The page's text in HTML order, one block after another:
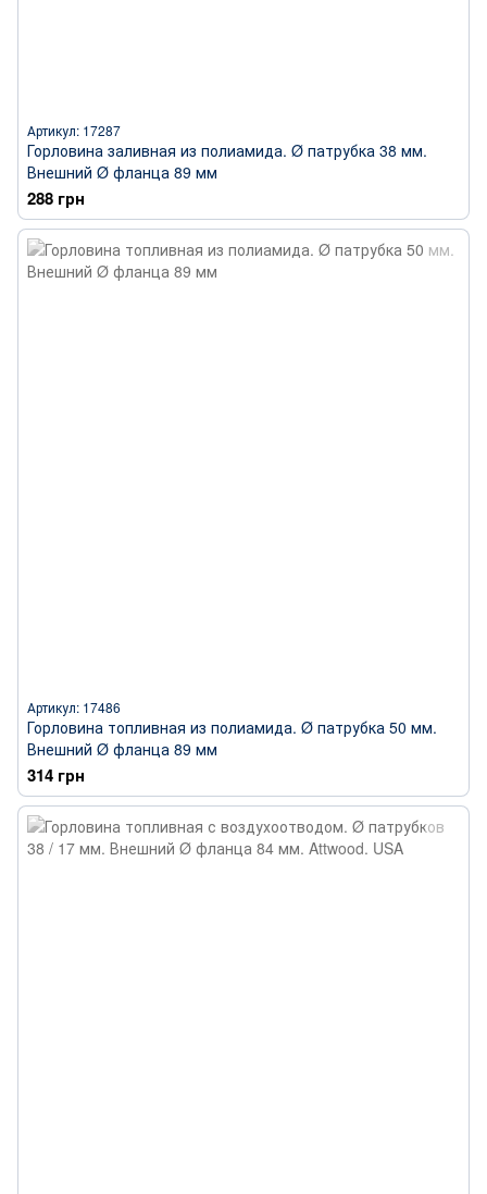
Артикул: 17287
Горловина заливная из полиамида. Ø патрубка 38 мм.
Внешний Ø фланца 89 мм
288 грн
Артикул: 17486
Горловина топливная из полиамида. Ø патрубка 50 мм.
Внешний Ø фланца 89 мм
314 грн